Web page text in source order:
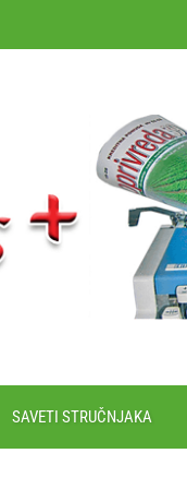
SAVETI STRUČNJAKA